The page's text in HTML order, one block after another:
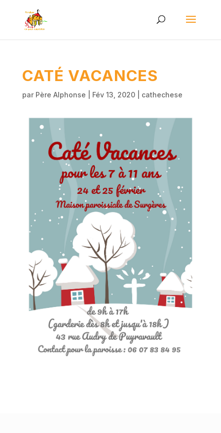
CATÉ VACANCES
par Père Alphonse Fév 13, 2020| cathechese